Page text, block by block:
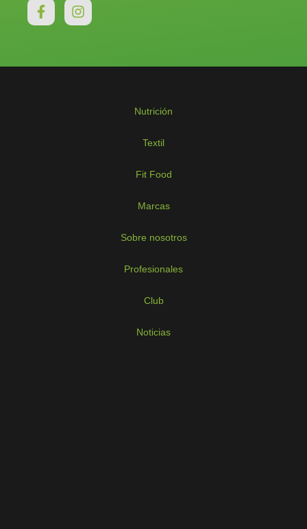
Nutrición
Textil
Fit Food
Marcas
Sobre nosotros
Profesionales
Club
Noticias